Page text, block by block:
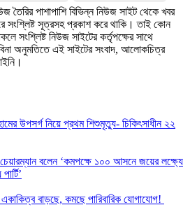
তৈরির পাশাপাশি বিভিন্ন নিউজ সাইট থেকে খবর
সংশ্লিষ্ট সূত্রসহ প্রকাশ করে থাকি। তাই কোন
সংশ্লিষ্ট নিউজ সাইটের কর্তৃপক্ষের সাথে
অনুমতিতে এই সাইটের সংবাদ, আলোকচিত্র
উপসর্গ নিয়ে প্রথম শিশুমৃত্যু- চিকিৎসাধীন ২২
চেয়ারম্যান বলেন ‘কমপক্ষে ১০০ আসনে জয়ের লক্ষ্যে
বাড়ছে, কমছে পারিবারিক যোগাযোগ!